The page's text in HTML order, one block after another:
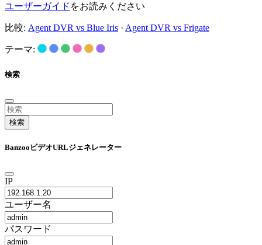
ユーザーガイド をお読みください
比較: Agent DVR vs Blue Iris · Agent DVR vs Frigate
テーマ:
検索
検索
BanzooビデオURLジェネレーター
IP
ユーザー名
パスワード